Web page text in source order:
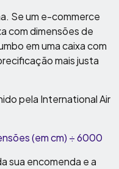
Se um e-commerce
com dimensões de
em uma caixa com
mais justa
pela International Air
(em cm) ÷ 6000
sua encomenda e a